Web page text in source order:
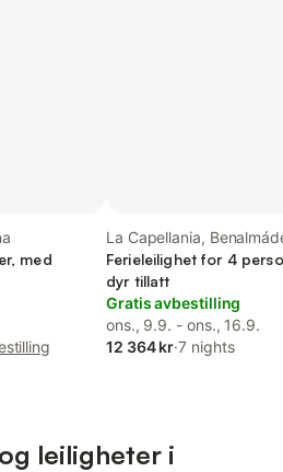
med
La Capellania,
Ferieleilighet for 4
dyr tillatt
Gratis avbestilling
ons., 9.9. - ons., 16.9.
12 364 kr·7 nights
leiligheter i